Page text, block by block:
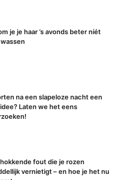
je je haar ’s avonds beter níét
na een slapeloze nacht een
Laten we het eens
fout die je rozen
vernietigt – en hoe je het nu